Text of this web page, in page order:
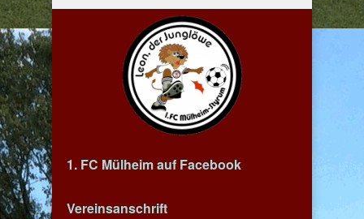
1. FC Mülheim auf Facebook
Vereinsanschrift